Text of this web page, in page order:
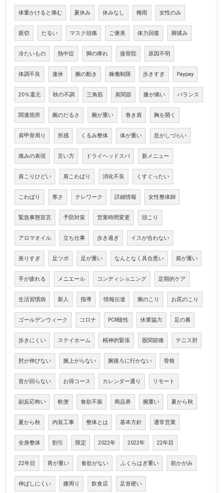
体重かけると痛む 夏休み 休みなし 梅雨 女性のみ
親切 だるい マスク頭痛 ご褒美 体力回復 脚揉み
冷たいもの 熱中症 脚の痺れ 接骨院 原因不明
体調不良 連休 腕の動き 稼働制限 歩きすぎ Paypay
20％還元 秋の不調 三角筋 肩関節 膝が痛い バランス
関連箇所 腕のだるさ 腕が重い 巻き肩 胸を開く
肩甲骨周り 所感 くるみ整体 体が重い 息がしづらい
痛みの表現 言い方 ドライヘッドスパ 新メニュー
肩こりひどい 肩こわばり 消化不良 くすぐったい
こわばり 寒さ テレワーク 詳細情報 女性整体師
緊急事態宣言 予防対策 営業時間変更 頭こり
アロマオイル 立ち仕事 歩き過ぎ イスが合わない
座りすぎ 足ツボ 足が重い なんとなく具合悪い 肩が重い
手が疲れる メニエール コンディショニング 定期的ケア
生活習慣病 新人 指導 情報伝達 腕のこり お尻のこり
ゴールデンウィーク コロナ PCR陰性 休業協力 足の裏
歩きにくい ステイホーム 精神的緊張 股関節痛 テニス肘
肘が伸びない 腕上がらない 腕後ろに行かない 骨格
首が回らない お得コース カレンダー通り リモート
副反応怖い 軟便 食欲不振 商品券 腕重い 夏から秋
夏から秋 内装工事 整体とは 基本方針 通常営業
全身整体 割引 限定 2022年 2022年 22年目
22年目 胃が重い 食欲がない ふくらはぎ重い 前かがみ
伸ばしにくい 腰周り 飲食店 足首硬い